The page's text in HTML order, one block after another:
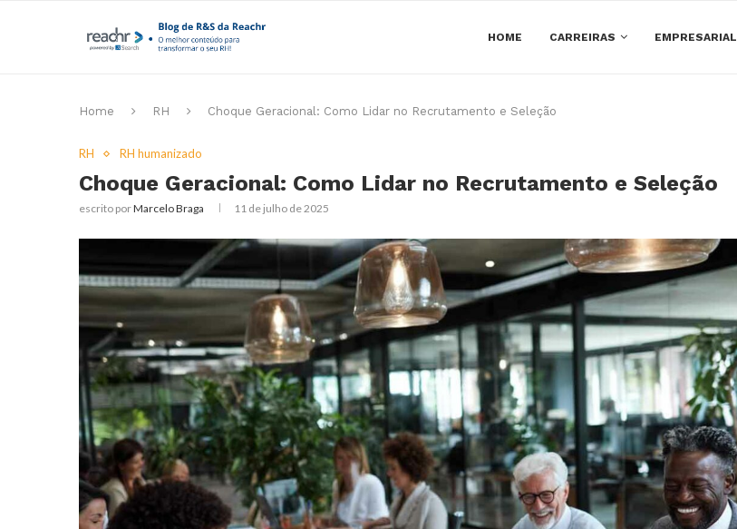
HOME CARREIRAS EMPRESARIAL
Home RH Choque Geracional: Como Lidar no Recrutamento e Seleção
RH RH humanizado
Choque Geracional: Como Lidar no Recrutamento e Seleção
escrito porMarcelo Braga 11 de julho de 2025